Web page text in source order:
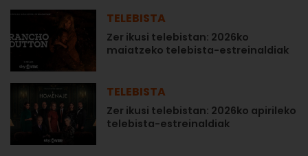
TELEBISTA
Zer ikusi telebistan: 2026ko
maiatzeko telebista-estreinaldiak
TELEBISTA
Zer ikusi telebistan: 2026ko apirileko
telebista-estreinaldiak